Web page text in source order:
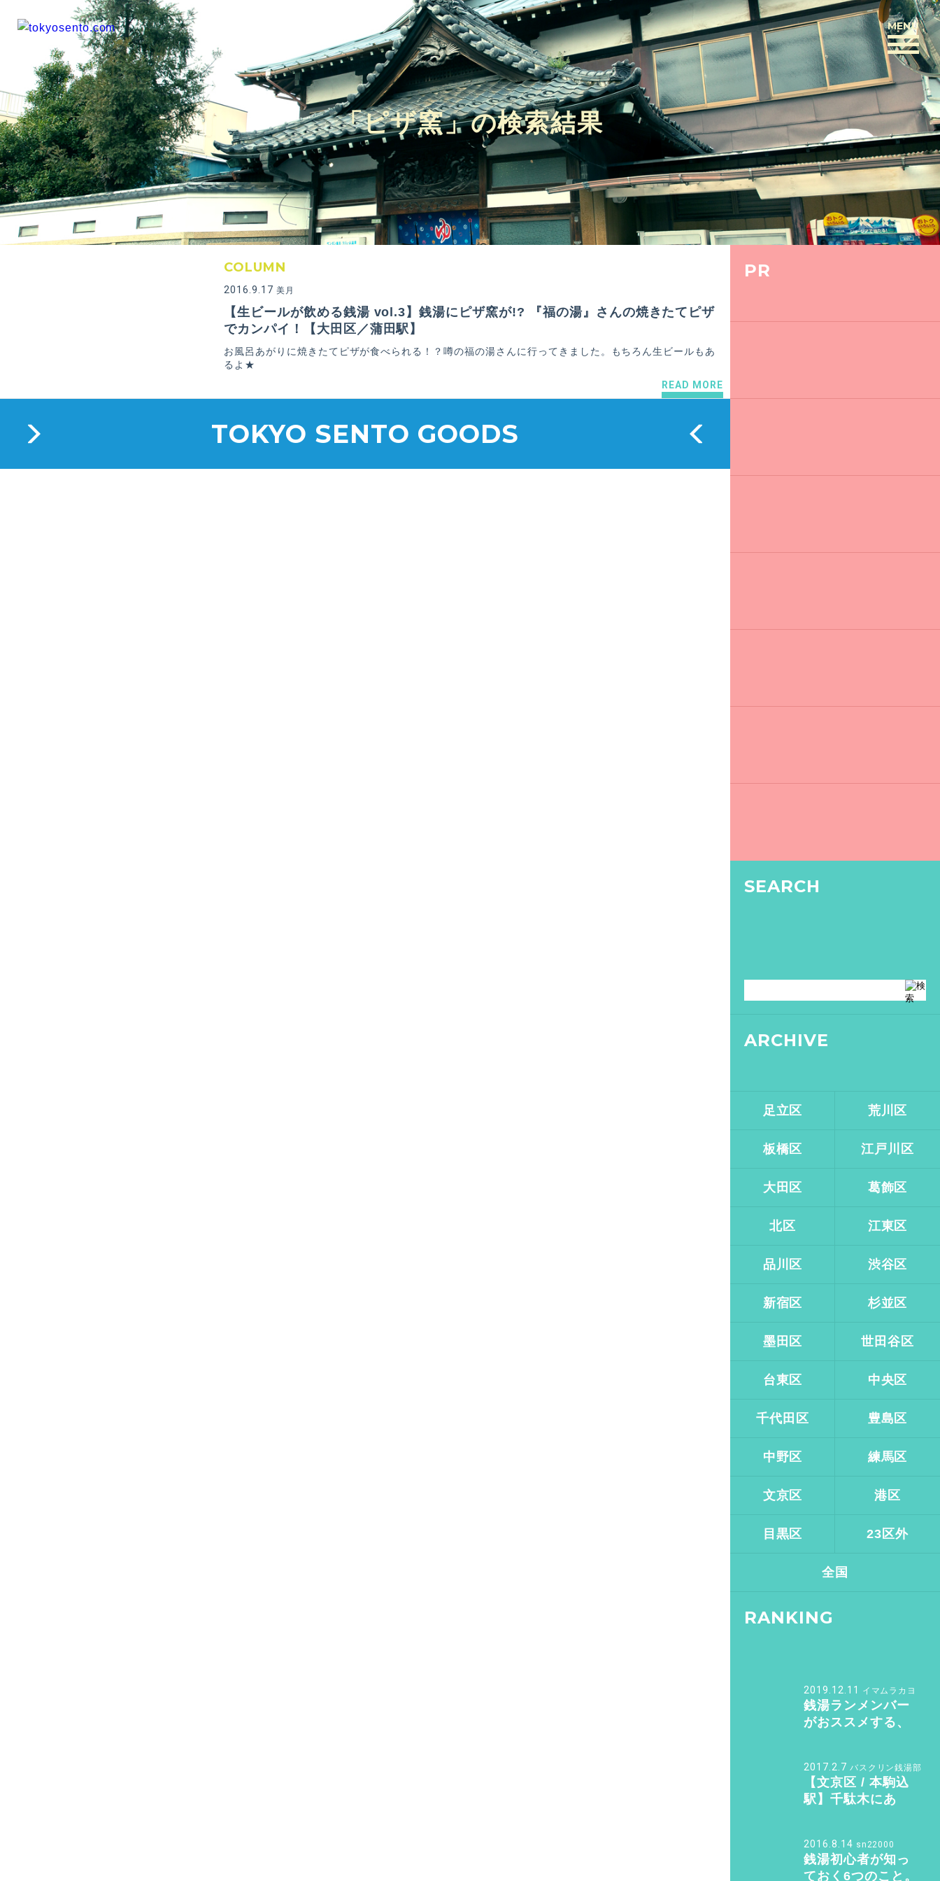
「ピザ窯」の検索結果
MENU
BACK
COLUMN
2016.9.17 美月
【生ビールが飲める銭湯 vol.3】銭湯にピザ窯が!? 『福の湯』さんの焼きたてピザ
でカンパイ！【大田区／蒲田駅】
お風呂あがりに焼きたてピザが食べられる！？噂の福の湯さんに行ってきました。もちろん生ビールもあ
るよ★
READ MORE
TOKYO SENTO GOODS
PR
SEARCH
ARCHIVE
足立区 荒川区
板橋区 江戸川区
大田区 葛飾区
北区 江東区
品川区 渋谷区
新宿区 杉並区
墨田区 世田谷区
台東区 中央区
千代田区 豊島区
中野区 練馬区
文京区 港区
目黒区 23区外
全国
RANKING
2019.12.11 イマムラカヨ
銭湯ランメンバー
がおススメする、
ューシュ』
2017.2.7 バスクリン銭湯部
【文京区 / 本駒込
駅】千駄木にあ
女性も行きたくな
る「ふくの湯」
2016.8.14 sn22000
銭湯初心者が知っ
ておく6つのこと。